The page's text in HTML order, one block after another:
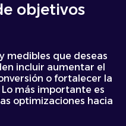
objetivos
medibles que deseas
incluir aumentar el
o fortalecer la
más importante es
optimizaciones hacia